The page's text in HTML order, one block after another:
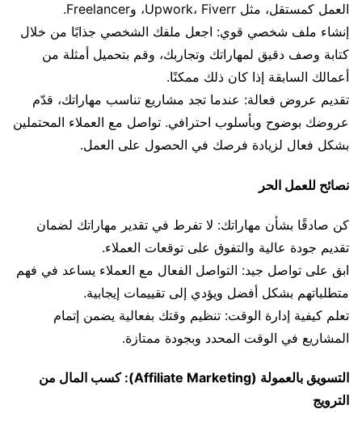
العمل كمستقل، مثل Upwork، Fiverr، وFreelancer.
إنشاء ملف شخصي قوي: اجعل ملفك الشخصي جذابًا من خلال
كتابة وصف دقيق لمهاراتك وتجاربك، وقم بتحميل أمثلة من
أعمالك السابقة إذا كان ذلك ممكنًا.
تقديم عروض فعالة: عندما تجد مشاريع تناسب مهاراتك، قدّم
عروضك بوضوح وبأسلوب احترافي. تواصل مع العملاء المحتملين
بشكل فعال لزيادة فرصك في الحصول على العمل.
نصائح للعمل الحر
كن صادقًا بشأن مهاراتك: لا تفرط في تقدير مهاراتك لضمان
تقديم جودة عالية والتفوق على توقعات العملاء.
ابق على تواصل جيد: التواصل الفعال مع العملاء يساعد في فهم
متطلباتهم بشكل أفضل ويؤدي إلى تقييمات إيجابية.
تعلم كيفية إدارة الوقت: تنظيم وقتك بفعالية يضمن إتمام
المشاريع في الوقت المحدد وبجودة ممتازة.
التسويق بالعمولة (Affiliate Marketing): كسب المال من
الترويج